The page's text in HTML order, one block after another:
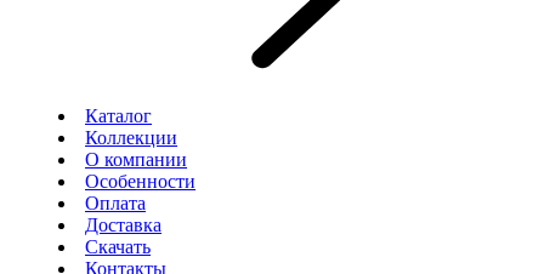
Каталог
Коллекции
О компании
Особенности
Оплата
Доставка
Скачать
Контакты